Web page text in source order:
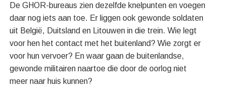
De GHOR-bureaus zien dezelfde knelpunten en voegen
daar nog iets aan toe. Er liggen ook gewonde soldaten
uit België, Duitsland en Litouwen in die trein. Wie legt
voor hen het contact met het buitenland? Wie zorgt er
voor hun vervoer? En waar gaan de buitenlandse,
gewonde militairen naartoe die door de oorlog niet
meer naar huis kunnen?